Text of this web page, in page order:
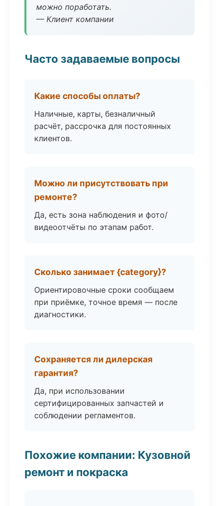
можно поработать.
— Клиент компании
Часто задаваемые вопросы
Какие способы оплаты?
Наличные, карты, безналичный
расчёт, рассрочка для постоянных
клиентов.
Можно ли присутствовать при
ремонте?
Да, есть зона наблюдения и фото/
видеоотчёты по этапам работ.
Сколько занимает {category}?
Ориентировочные сроки сообщаем
при приёмке, точное время — после
диагностики.
Сохраняется ли дилерская
гарантия?
Да, при использовании
сертифицированных запчастей и
соблюдении регламентов.
Похожие компании: Кузовной
ремонт и покраска